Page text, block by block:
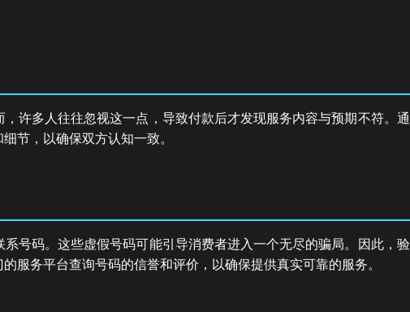
许多人往往忽视这一点，导致付款后才发现服务内容与预期不符。
节，以确保双方认知一致。
号码。这些虚假号码可能引导消费者进入一个无尽的骗局。因此，
服务平台查询号码的信誉和评价，以确保提供真实可靠的服务。